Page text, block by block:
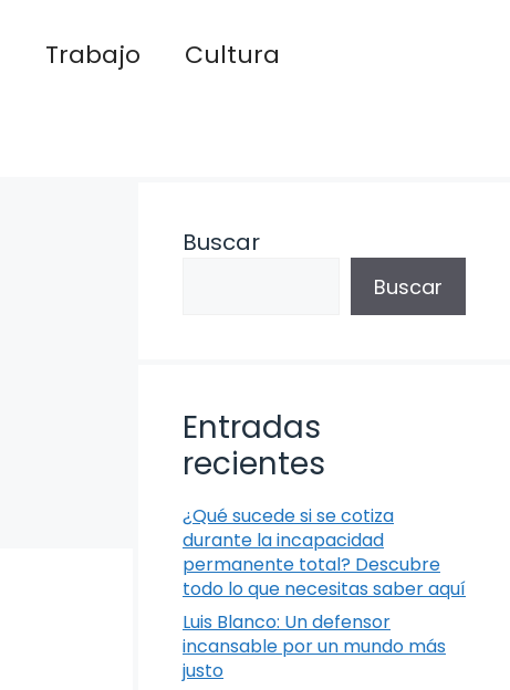
Trabajo
Cultura
Buscar
Buscar
Entradas
recientes
¿Qué sucede si se cotiza
durante la incapacidad
permanente total? Descubre
todo lo que necesitas saber aquí
Luis Blanco: Un defensor
incansable por un mundo más
justo